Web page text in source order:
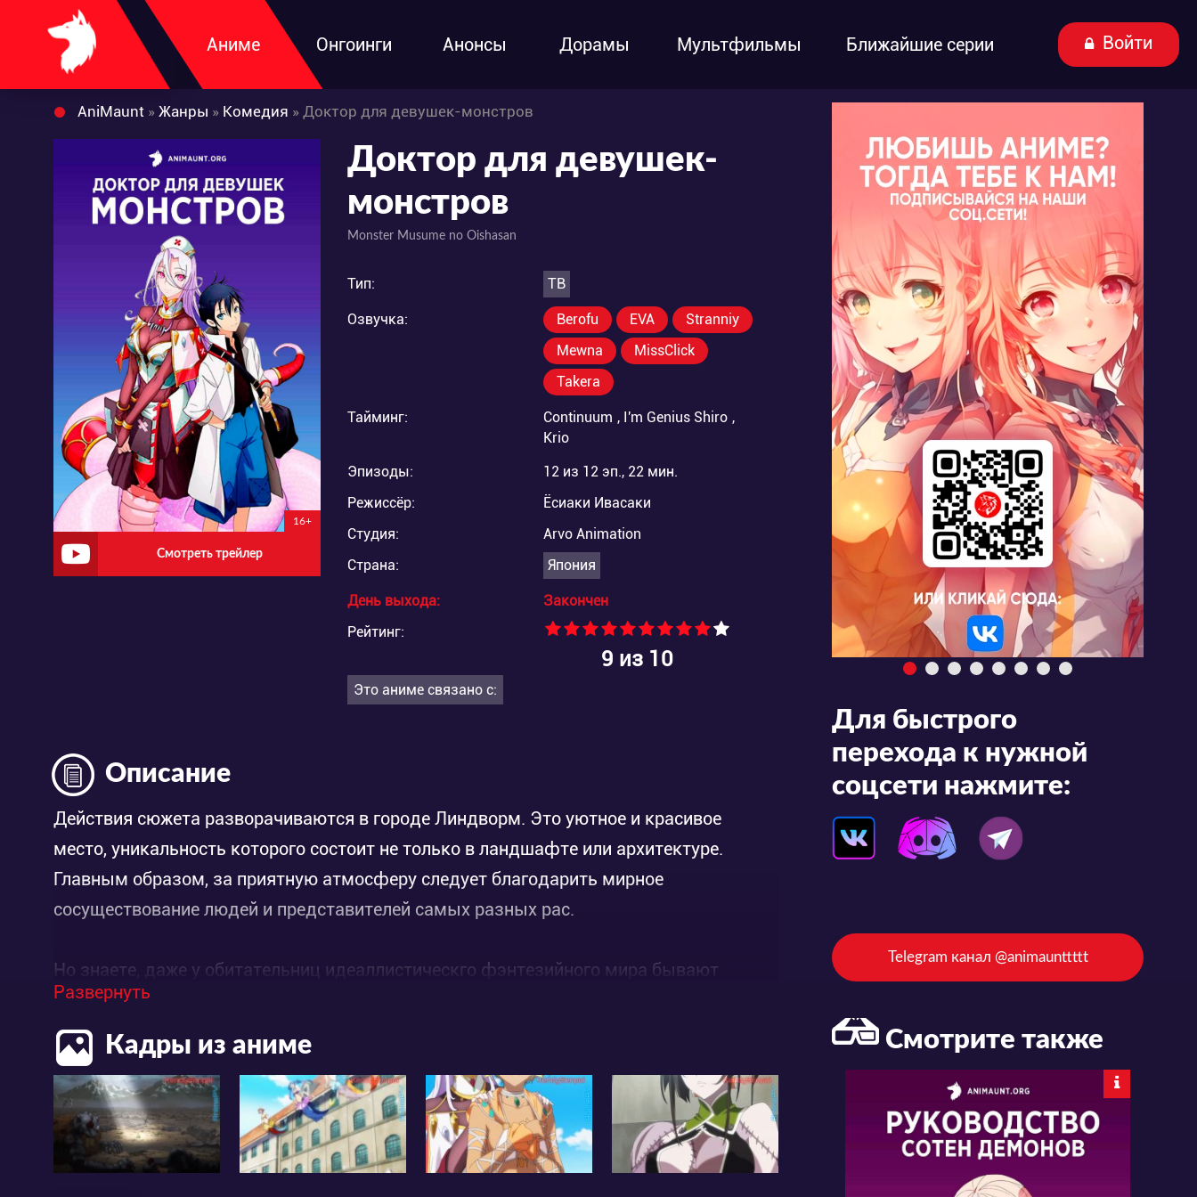
Аниме Онгоинги Анонсы Дорамы Мультфильмы Ближайшие серии Войти
AniMaunt » Жанры » Комедия » Доктор для девушек-монстров
16+
Смотреть трейлер
Доктор для девушек-
монстров
Monster Musume no Oishasan
Тип: ТВ
Озвучка: Berofu EVA
Stranniy
Mewna
MissClick
Takera
Тайминг: Continuum , I'm Genius Shiro ,
Krio
Эпизоды:
12 из 12 эп., 22 мин.
Режиссёр:
Ёсиаки Ивасаки
Студия:
Arvo Animation
Страна:
Япония
День выхода:
Закончен
Рейтинг:
9 из 10
Это аниме связано с:
Описание
Действия сюжета разворачиваются в городе Линдворм. Это уютное и красивое
место, уникальность которого состоит не только в ландшафте или архитектуре.
Главным образом, за приятную атмосферу следует благодарить мирное
сосуществование людей и представителей самых разных рас.
Но знаете, даже у обитательниц идеаллистическго фэнтезийного мира бывают
проблемы со здоровьем, которые может решить только врач узкой специализации.
Например, доктор Гленн, который решил открыть собственную клинику для девушек
разных рас. Помогает ему в благородном деле ламия Сапфи, ну очень
привлекательная особа. Которая, кстати, отличается крутым нравом, острым
язычком и не против устроить своему боссу допрос с пристрастием (будто они муж и
жена, ей богу).
Развернуть
Кадры из аниме
Для быстрого
перехода к нужной
соцсети нажмите:
Telegram канал @animaunttttt
Смотрите также